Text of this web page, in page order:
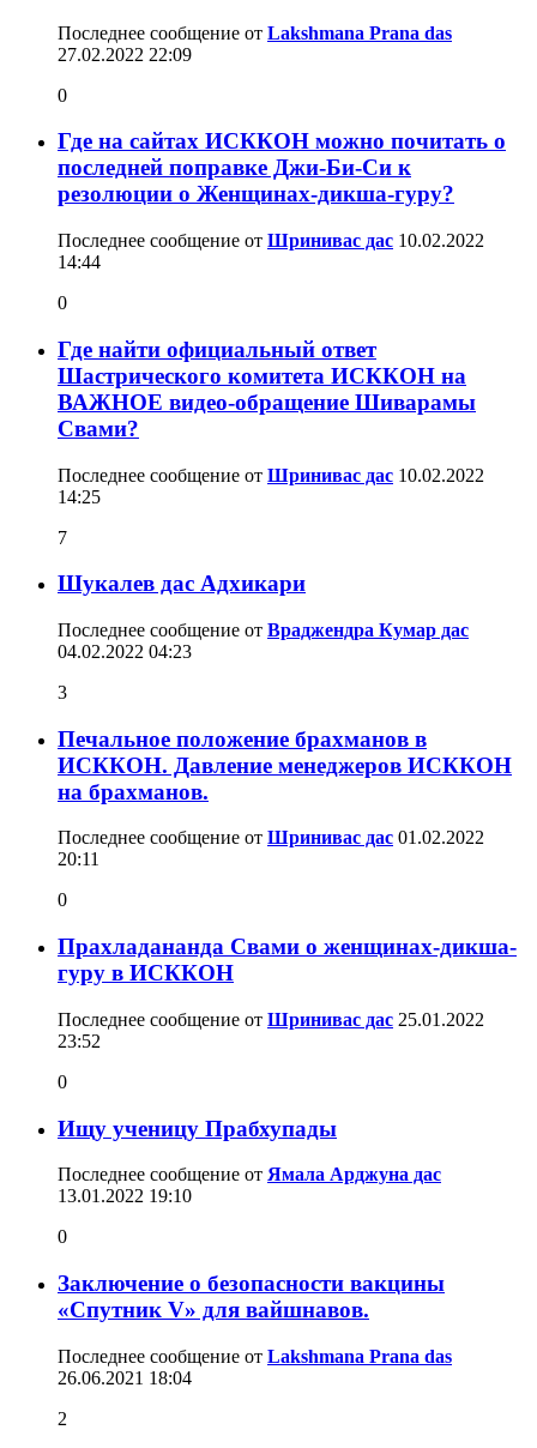
Последнее сообщение от Lakshmana Prana das
27.02.2022 22:09
0
Где на сайтах ИСККОН можно почитать о
последней поправке Джи-Би-Си к
резолюции о Женщинах-дикша-гуру?
Последнее сообщение от Шринивас дас 10.02.2022
14:44
0
Где найти официальный ответ
Шастрического комитета ИСККОН на
ВАЖНОЕ видео-обращение Шиварамы
Свами?
Последнее сообщение от Шринивас дас 10.02.2022
14:25
7
Шукалев дас Адхикари
Последнее сообщение от Враджендра Кумар дас
04.02.2022 04:23
3
Печальное положение брахманов в
ИСККОН. Давление менеджеров ИСККОН
на брахманов.
Последнее сообщение от Шринивас дас 01.02.2022
20:11
0
Прахладананда Свами о женщинах-дикша-
гуру в ИСККОН
Последнее сообщение от Шринивас дас 25.01.2022
23:52
0
Ищу ученицу Прабхупады
Последнее сообщение от Ямала Арджуна дас
13.01.2022 19:10
0
Заключение о безопасности вакцины
«Спутник V» для вайшнавов.
Последнее сообщение от Lakshmana Prana das
26.06.2021 18:04
2